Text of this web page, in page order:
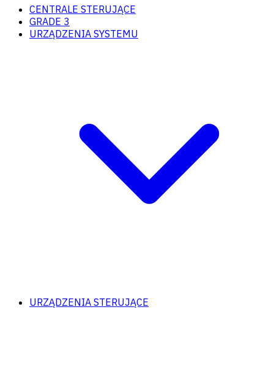
CENTRALE STERUJĄCE
GRADE 3
URZĄDZENIA SYSTEMU
URZĄDZENIA STERUJĄCE